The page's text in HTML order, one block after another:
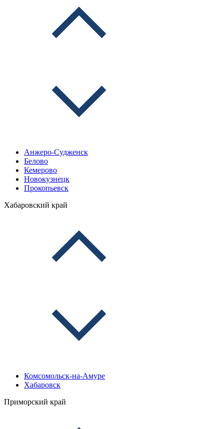
Анжеро-Судженск
Белово
Кемерово
Новокузнецк
Прокопьевск
Хабаровский край
Комсомольск-на-Амуре
Хабаровск
Приморский край